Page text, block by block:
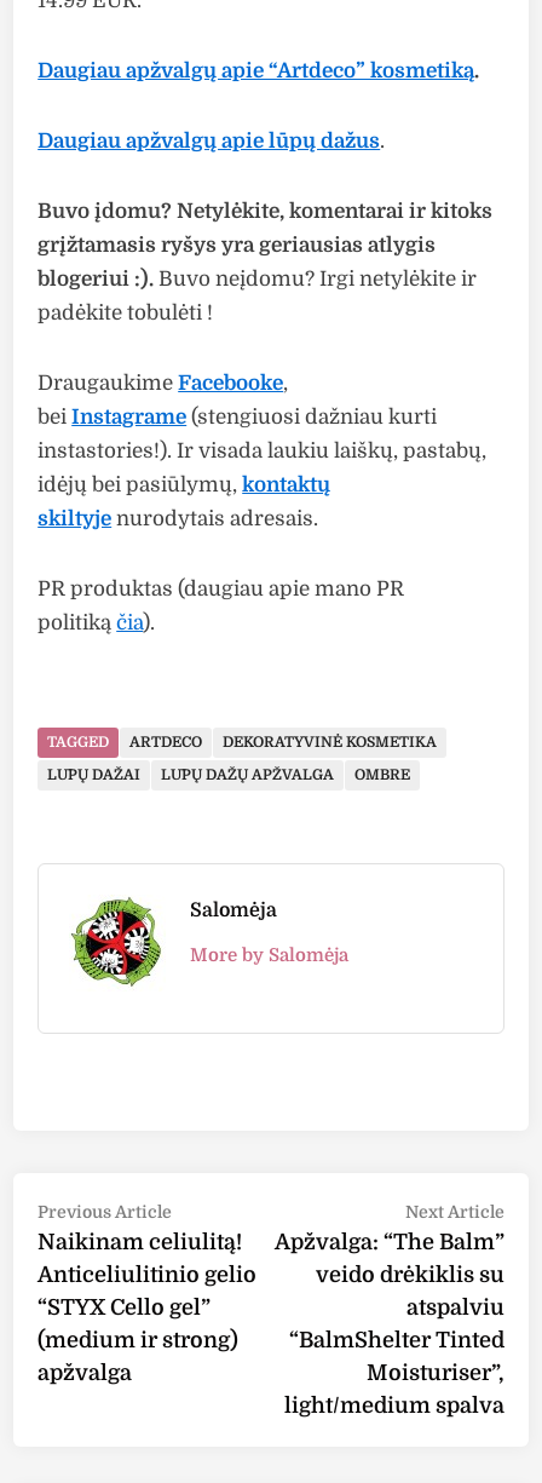
Daugiau apžvalgų apie “Artdeco” kosmetiką.
Daugiau apžvalgų apie lūpų dažus.
Buvo įdomu? Netylėkite, komentarai ir kitoks
grįžtamasis ryšys yra geriausias atlygis
blogeriui :). Buvo neįdomu? Irgi netylėkite ir
padėkite tobulėti !
DraugaukimeFacebooke,
beiInstagrame (stengiuosi dažniau kurti
instastories!). Ir visada laukiu laiškų, pastabų,
idėjų bei pasiūlymų,kontaktų
skiltyje nurodytais adresais.
PR produktas (daugiau apie mano PR
politikąčia).
TAGGED ARTDECO
DEKORATYVINĖ KOSMETIKA
LŪPŲ DAŽAI
LŪPŲ DAŽŲ APŽVALGA OMBRE
Salomėja
More by Salomėja
Post
navigation
Previous Article
article:
Naikinam celiulitą!
Anticeliulitinio gelio
“STYX Cello gel”
(medium ir strong)
apžvalga
Next Article
Apžvalga: “The Balm”
veido drėkiklis su
atspalviu
“BalmShelter Tinted
Moisturiser”,
light/medium spalva